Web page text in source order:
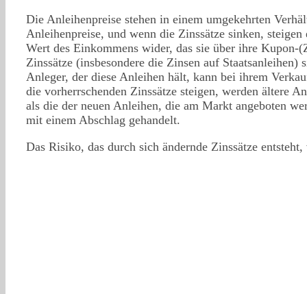
Die Anleihenpreise stehen in einem umgekehrten
Anleihenpreise, und wenn die Zinssätze sinken,
Wert des Einkommens wider, das sie über ihre Kupon-
Zinssätze (insbesondere die Zinsen auf
Anleger, der diese Anleihen hält, kann bei ihrem
die vorherrschenden Zinssätze steigen, werden ältere
als die der neuen Anleihen, die am Markt angeboten
mit einem Abschlag gehandelt.
Das Risiko, das durch sich ändernde Zinssätze